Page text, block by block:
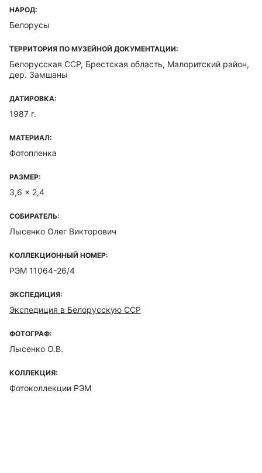
НАРОД:
Белорусы
ТЕРРИТОРИЯ ПО МУЗЕЙНОЙ ДОКУМЕНТАЦИИ:
Белорусская ССР, Брестская область, Малоритский район,
дер. Замшаны
ДАТИРОВКА:
1987 г.
МАТЕРИАЛ:
Фотопленка
РАЗМЕР:
3,6 x 2,4
СОБИРАТЕЛЬ:
Лысенко Олег Викторович
КОЛЛЕКЦИОННЫЙ НОМЕР:
РЭМ 11064-26/4
ЭКСПЕДИЦИЯ:
Экспедиция в Белорусскую ССР
ФОТОГРАФ:
Лысенко О.В.
КОЛЛЕКЦИЯ:
Фотоколлекции РЭМ